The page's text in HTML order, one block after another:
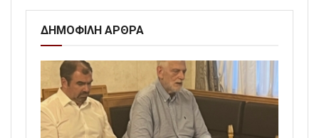
ΔΗΜΟΦΙΛΗ ΑΡΘΡΑ